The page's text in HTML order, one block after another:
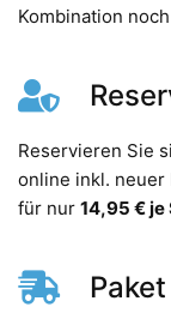
Kombination
Reservieren Sie
online inkl.
für nur 14,95 € je